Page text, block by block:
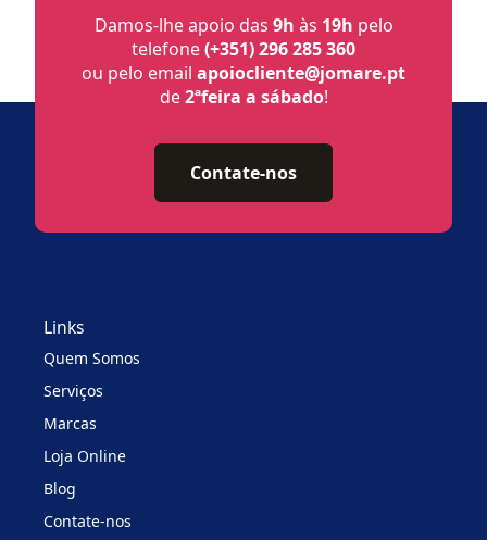
Damos-lhe apoio das 9h às 19h pelo
telefone(+351) 296 285 360
ou pelo email apoiocliente@jomare.pt
de2ªfeira a sábado!
Contate-nos
Links
Quem Somos
Serviços
Marcas
Loja Online
Blog
Contate-nos